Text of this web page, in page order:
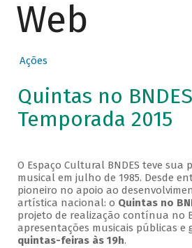
Web
Ações
Quintas no
Temporada 2015
O Espaço Cultural BNDES teve sua
musical em julho de 1985. Desde
pioneiro no apoio ao
artística nacional: o Quintas no
projeto de realização contínua no
apresentações musicais públicas e
quintas-feiras às 19h.